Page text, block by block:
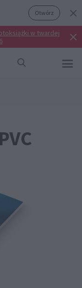
Otwórz
w twardej